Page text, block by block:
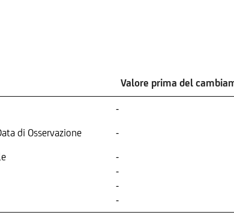
Valore prima del
-
di Osservazione -
-
-
-
-